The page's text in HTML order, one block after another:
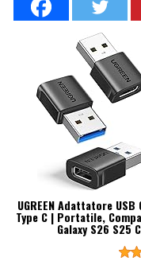
UGREEN Adattatore
Type C | Portatile,
Galaxy S26 S25